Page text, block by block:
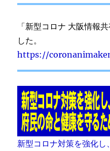
「新型コロナ 大阪情報
した。
https://
新型コロナ対策を強化し